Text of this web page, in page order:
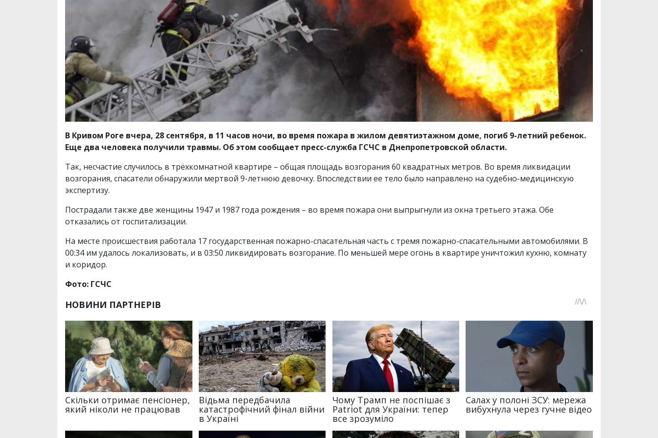
В Кривом Роге вчера, 28 сентября, в 11 часов ночи, во время пожара в жилом девятиэтажном доме, погиб 9-летний ребенок.
Еще два человека получили травмы. Об этом сообщает пресс-служба ГСЧС в Днепропетровской области.
Так, несчастие случилось в трёхкомнатной квартире – общая площадь возгорания 60 квадратных метров. Во время ликвидации
возгорания, спасатели обнаружили мертвой 9-летнюю девочку. Впоследствии ее тело было направлено на судебно-медицинскую
экспертизу.
Пострадали также две женщины 1947 и 1987 года рождения – во время пожара они выпрыгнули из окна третьего этажа. Обе
отказались от госпитализации.
На месте происшествия работала 17 государственная пожарно-спасательная часть с тремя пожарно-спасательными автомобилями. В
00:34 им удалось локализовать, и в 03:50 ликвидировать возгорание. По меньшей мере огонь в квартире уничтожил кухню, комнату
и коридор.
Фото: ГСЧС